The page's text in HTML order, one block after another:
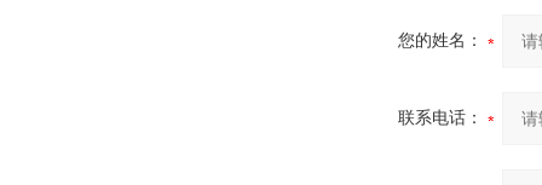
您的姓名：
联系电话：